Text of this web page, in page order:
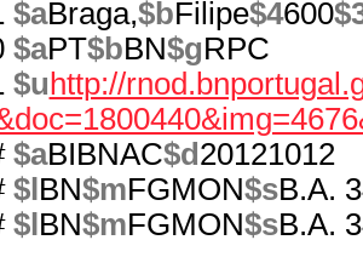
$aBraga,$bFilipe$4600
$aPT$bBN$gRPC
$u http://
$aBIBNAC$d 20121012
$l BN$mFGMON$sB.A.
$l BN$mFGMON$sB.A.